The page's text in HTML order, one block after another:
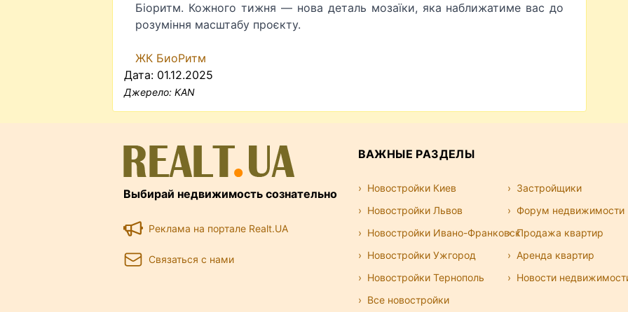
Біоритм. Кожного тижня — нова деталь мозаїки, яка наближатиме вас до
розуміння масштабу проєкту.
ЖК БиоРитм
Дата: 01.12.2025
Джерело: KAN
Выбирай недвижимость сознательно
Реклама на портале Realt.UA
Связаться с нами
ВАЖНЫЕ РАЗДЕЛЫ
Новостройки Киев
Новостройки Львов
Новостройки Ивано-Франковск
Новостройки Ужгород
Новостройки Тернополь
Все новостройки
Застройщики
Форум недвижимости
Продажа квартир
Аренда квартир
Новости